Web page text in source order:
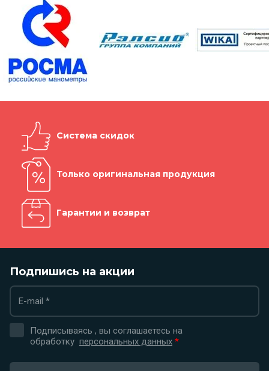
Система скидок
Только оригинальная продукция
Гарантии и возврат
Подпишись на акции
Подписываясь , вы соглашаетесь на
обработку персональных данных *